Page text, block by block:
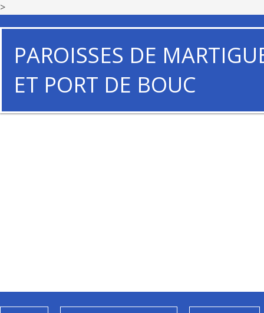
>
PAROISSES DE
ET PORT DE BOUC